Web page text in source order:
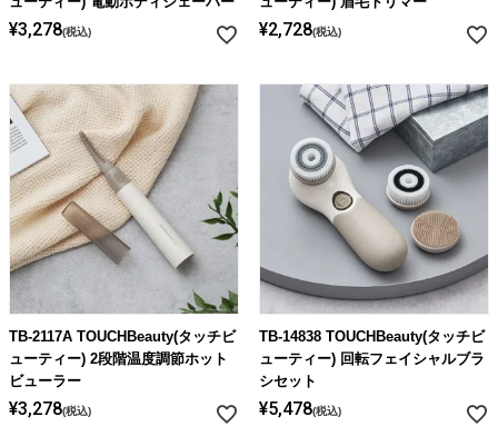
¥3,278 税込 ¥2,728 税込
TB-2117A TOUCHBeauty(タッチビ
ューティー) 2段階温度調節ホット
ビューラー
¥3,278 税込
TB-14838 TOUCHBeauty(タッチビ
ューティー) 回転フェイシャルブラ
シセット
¥5,478 税込